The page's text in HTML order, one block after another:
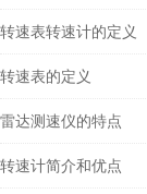
转速表转速计的定义
转速表的定义
雷达测速仪的特点
转速计简介和优点